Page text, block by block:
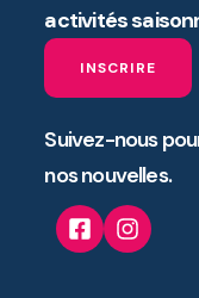
activités
INSCRIRE
Suivez-nous
nos nouvelles.